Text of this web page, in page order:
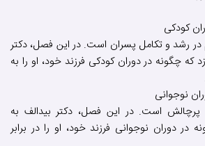
کودکی
در رشد و تکامل پسران است. در این فصل، دکتر
که چگونه در دوران کودکی فرزند خود، او را به
نوجوانی
پرچالش است. در این فصل، دکتر بیدالف به
در دوران نوجوانی فرزند خود، او را در برابر